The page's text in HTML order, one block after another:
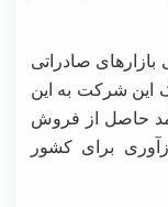
بازارهای صادراتی
این شرکت به این
حاصل از فروش
دلار ارزآوری برای کشور